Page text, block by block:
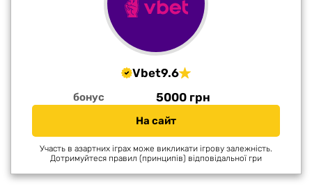
Vbet9.6
бонус 5000 грн
На сайт
Участь в азартних іграх може викликати ігрову залежність.
Дотримуйтеся правил (принципів) відповідальної гри